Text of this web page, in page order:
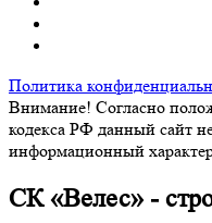
Политика
Внимание! Согласно
кодекса РФ данный сайт
информационный
СК «Велес» -